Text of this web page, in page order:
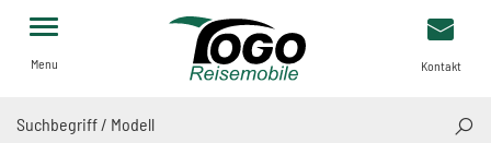
Menu Kontakt